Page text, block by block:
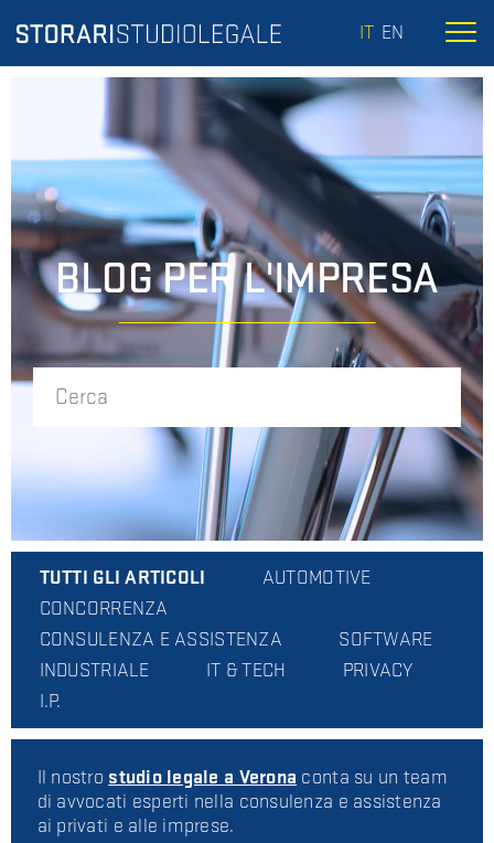
IT EN
BLOG PER L'IMPRESA
TUTTI GLI ARTICOLI
AUTOMOTIVE
CONCORRENZA
CONSULENZA E ASSISTENZA
SOFTWARE
INDUSTRIALE
IT & TECH
PRIVACY
I.P.
Il nostro studio legale a Verona conta su un team
di avvocati esperti nella consulenza e assistenza
ai privati e alle imprese.